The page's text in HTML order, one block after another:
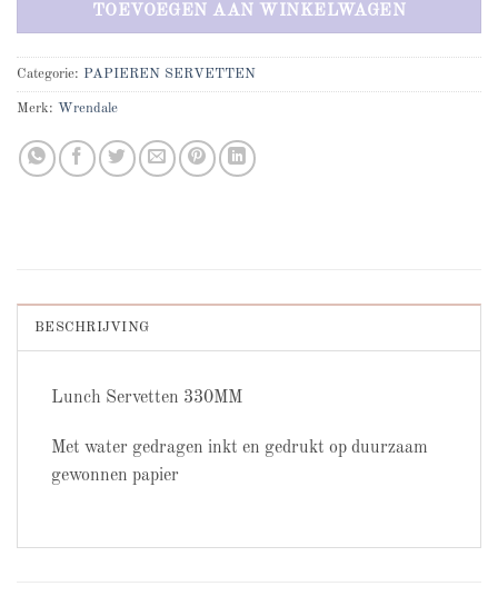
TOEVOEGEN AAN WINKELWAGEN
Categorie: PAPIEREN SERVETTEN
Merk: Wrendale
BESCHRIJVING
Lunch Servetten 330MM
Met water gedragen inkt en gedrukt op duurzaam
gewonnen papier